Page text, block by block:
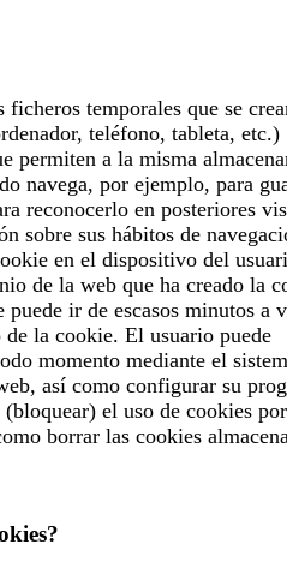
ficheros temporales que se
teléfono, tableta, etc.)
permiten a la misma
navega, por ejemplo, para
reconocerlo en posteriores
sobre sus hábitos de
en el dispositivo del
de la web que ha creado la
ir de escasos minutos a
la cookie. El usuario puede
momento mediante el
así como configurar su
el uso de cookies
borrar las cookies